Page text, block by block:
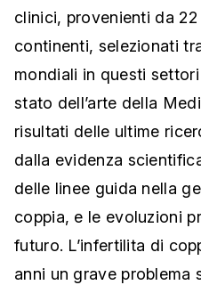
clinici, provenienti da
continenti, selezionati
mondiali in questi
stato dell’arte della
risultati delle ultime
dalla evidenza
delle linee guida nella
coppia, e le evoluzioni
futuro. L’infertilita di
anni un grave